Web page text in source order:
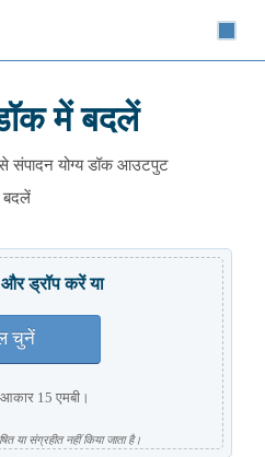
में बदलें
संपादन योग्य डॉक आउटपुट
बदलें
ड्रॉप करें या
चुनें
15 एमबी।
या संग्रहीत नहीं किया जाता है।